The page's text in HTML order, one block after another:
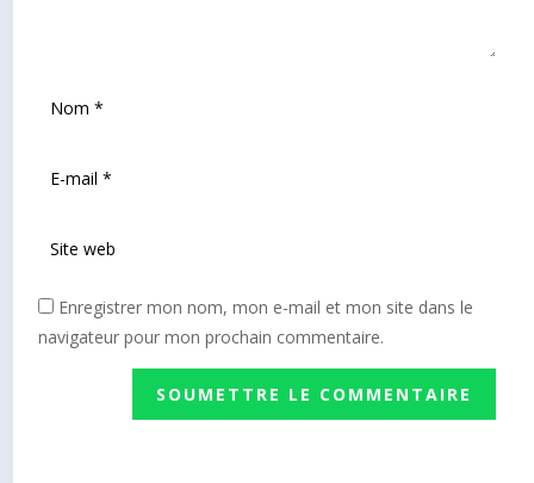
Enregistrer mon nom, mon e-mail et mon site dans le
navigateur pour mon prochain commentaire.
SOUMETTRE LE COMMENTAIRE